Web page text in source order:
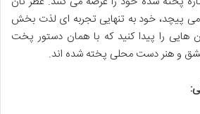
می پیچد، خود به تنهایی تجربه ای لذت بخش
هایی را پیدا کنید که با همان دستور پخت
و هنر دست محلی پخته شده اند.